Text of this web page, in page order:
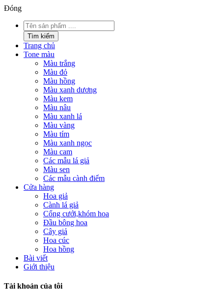
Đóng
Tìm
kiếm
sản
phẩm
Tìm kiếm
Trang chủ
Tone màu
Màu trắng
Màu đỏ
Màu hồng
Màu xanh dương
Màu kem
Màu nâu
Màu xanh lá
Màu vàng
Màu tím
Màu xanh ngọc
Màu cam
Các mẫu lá giả
Màu sen
Các mẫu cành điểm
Cửa hàng
Hoa giả
Cành lá giả
Cổng cưới,khóm hoa
Đầu bông hoa
Cây giả
Hoa cúc
Hoa hồng
Bài viết
Giới thiệu
Tài khoản của tôi